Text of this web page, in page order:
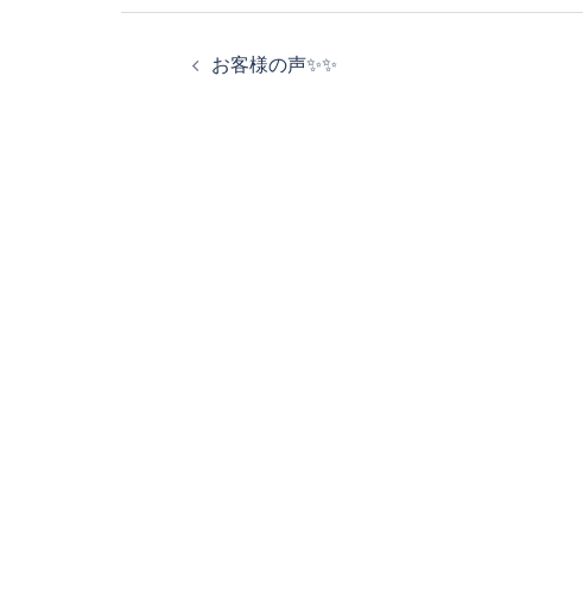
お客様の声✨✨